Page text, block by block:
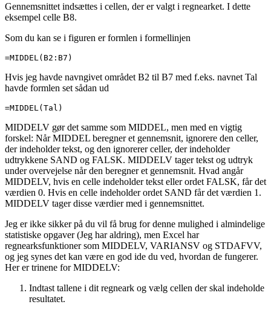
Gennemsnittet indsættes i cellen, der er valgt i regnearket. I dette
eksempel celle B8.
Som du kan se i figuren er formlen i formellinjen
=MIDDEL(B2:B7)
Hvis jeg havde navngivet området B2 til B7 med f.eks. navnet Tal
havde formlen set sådan ud
=MIDDEL(Tal)
MIDDELV gør det samme som MIDDEL, men med en vigtig
forskel: Når MIDDEL beregner et gennemsnit, ignorere den celler,
der indeholder tekst, og den ignorerer celler, der indeholder
udtrykkene SAND og FALSK. MIDDELV tager tekst og udtryk
under overvejelse når den beregner et gennemsnit. Hvad angår
MIDDELV, hvis en celle indeholder tekst eller ordet FALSK, får det
værdien 0. Hvis en celle indeholder ordet SAND får det værdien 1.
MIDDELV tager disse værdier med i gennemsnittet.
Jeg er ikke sikker på du vil få brug for denne mulighed i almindelige
statistiske opgaver (Jeg har aldring), men Excel har
regnearksfunktioner som MIDDELV, VARIANSV og STDAFVV,
og jeg synes det kan være en god ide du ved, hvordan de fungerer.
Her er trinene for MIDDELV:
Indtast tallene i dit regneark og vælg cellen der skal indeholde
resultatet.